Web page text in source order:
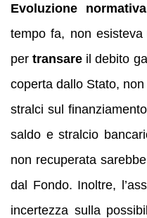
Evoluzione
tempo fa, non
pertransare il debito
coperta dallo Stato,
stralci sul
saldo e stralcio
non recuperata
dal Fondo. Inoltre,
incertezza sulla